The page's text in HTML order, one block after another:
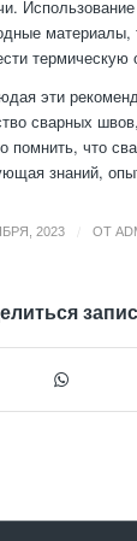
материалы,
эти
сварных
помнить, что
знаний,
2023 ОТ